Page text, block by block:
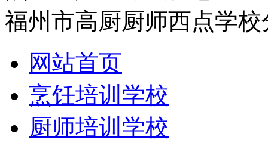
福州市高厨厨师西点学
网站首页
烹饪培训学校
厨师培训学校